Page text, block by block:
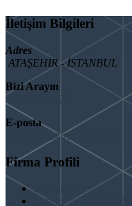
İletişim Bilgileri
Adres
ATAŞEHİR - İSTANBUL
Bizi Arayın
E-posta
info@binaguclendir.com
Firma Profili
Hakkımızda
Hizmet Verdiğimiz